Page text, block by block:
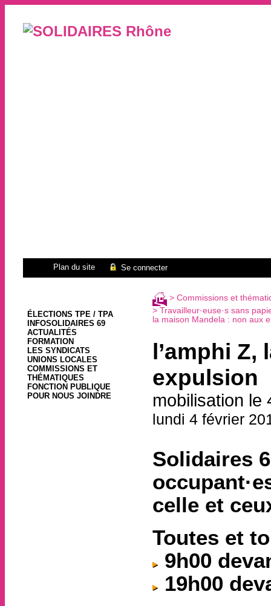
Plan du site Se connecter
ÉLECTIONS TPE / TPA
INFOSOLIDAIRES 69
ACTUALITÉS
FORMATION
LES SYNDICATS
UNIONS LOCALES
COMMISSIONS ET
THÉMATIQUES
FONCTION PUBLIQUE
POUR NOUS JOINDRE
> Commissions et
> Travailleur·euse·s sans
la maison Mandela : non aux
l’amphi Z,
expulsion
mobilisation le
lundi 4 février
Solidaires
celle et
Toutes et
9h00
19h00